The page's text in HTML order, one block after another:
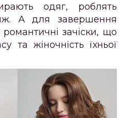
одяг, роблять
А для завершення
зачіски, що
та жіночність їхньої